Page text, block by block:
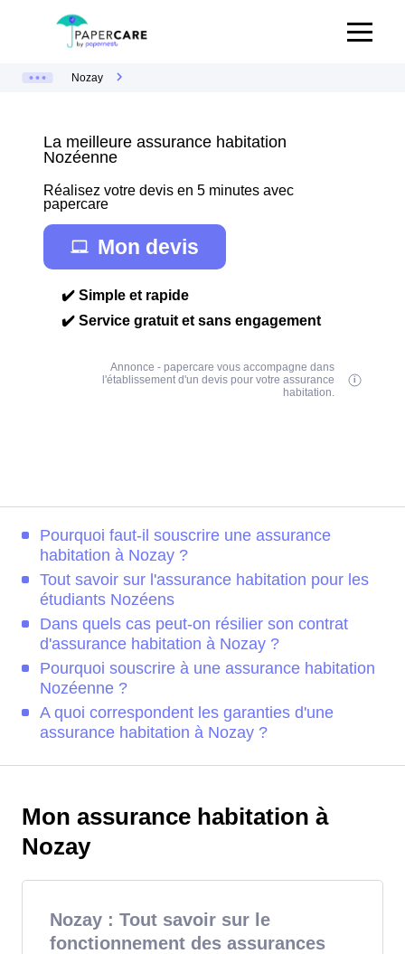
Nozay
La meilleure assurance habitation
Nozéenne
Réalisez votre devis en 5 minutes avec
papercare
Mon devis
✔️ Simple et rapide
✔️ Service gratuit et sans engagement
Annonce - papercare vous accompagne dans
l'établissement d'un devis pour votre assurance
habitation.
Pourquoi faut-il souscrire une assurance
habitation à Nozay ?
Tout savoir sur l'assurance habitation pour les
étudiants Nozéens
Dans quels cas peut-on résilier son contrat
d'assurance habitation à Nozay ?
Pourquoi souscrire à une assurance habitation
Nozéenne ?
A quoi correspondent les garanties d'une
assurance habitation à Nozay ?
Mon assurance habitation à
Nozay
Nozay : Tout savoir sur le
fonctionnement des assurances